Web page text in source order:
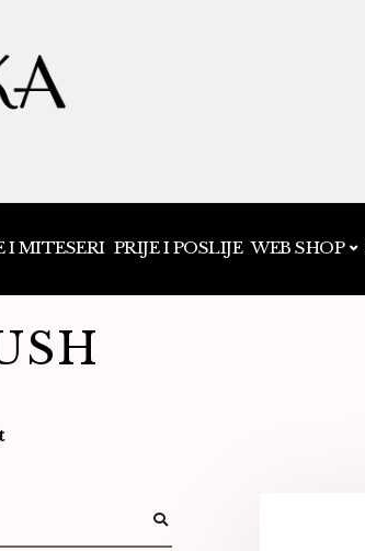
I MITESERI PRIJE I POSLIJE WEB SHOP